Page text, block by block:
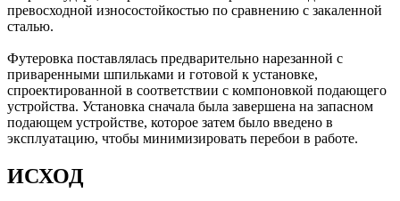
превосходной износостойкостью по сравнению с закаленной
сталью.
Футеровка поставлялась предварительно нарезанной с
приваренными шпильками и готовой к установке,
спроектированной в соответствии с компоновкой подающего
устройства. Установка сначала была завершена на запасном
подающем устройстве, которое затем было введено в
эксплуатацию, чтобы минимизировать перебои в работе.
ИСХОД